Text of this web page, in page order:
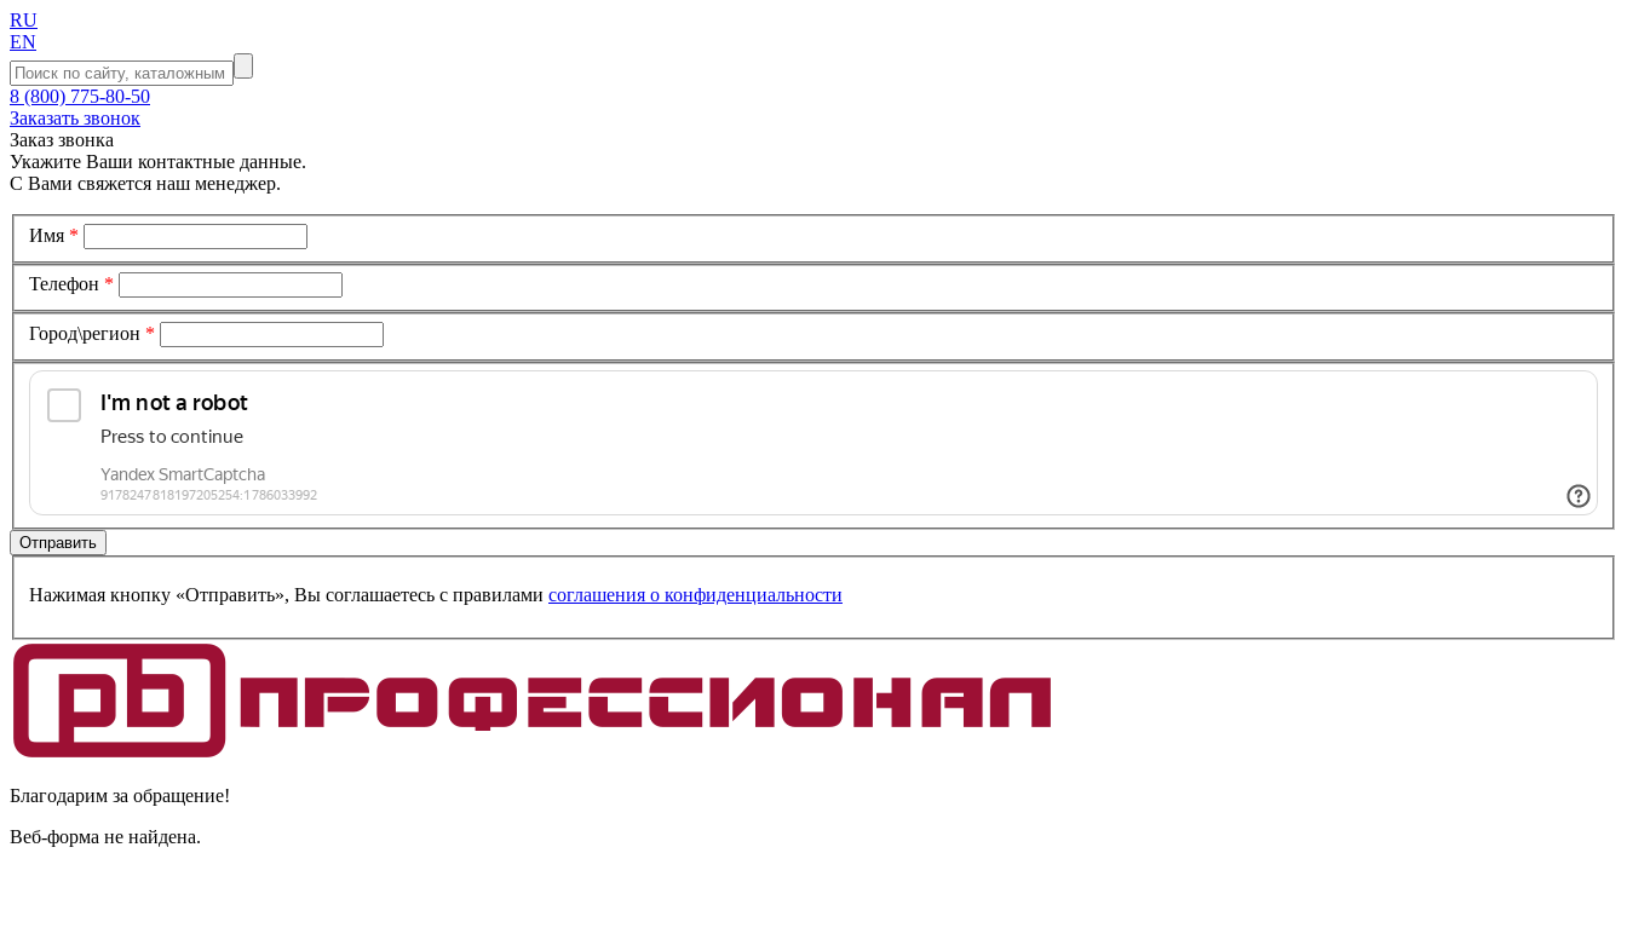
RU
EN
8 (800) 775-80-50
Заказать звонок
Заказ звонка
Укажите Ваши контактные данные.
С Вами свяжется наш менеджер.
Имя *
Телефон *
Город\регион *
Нажимая кнопку «Отправить», Вы соглашаетесь c правилами соглашения о конфиденциальности
Благодарим за обращение!
Веб-форма не найдена.